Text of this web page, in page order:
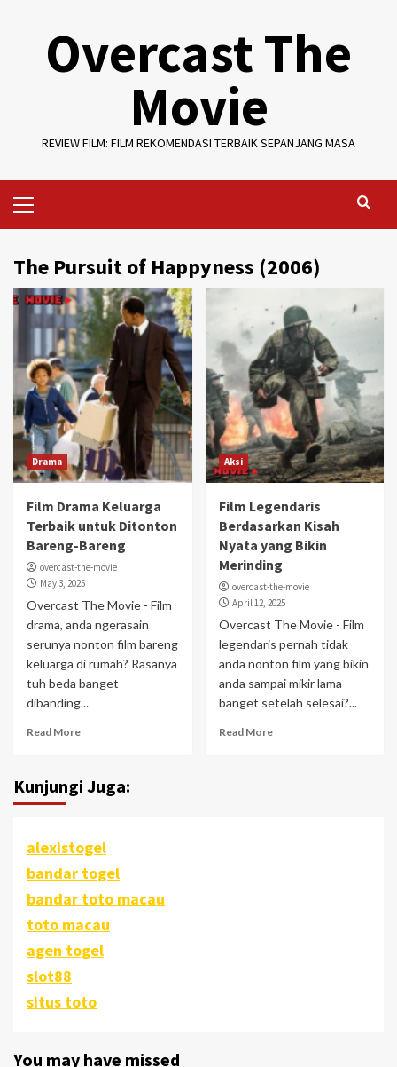
Overcast The
Movie
REVIEW FILM: FILM REKOMENDASI TERBAIK SEPANJANG MASA
Menu
The Pursuit of Happyness (2006)
Drama
Film Drama Keluarga
Terbaik untuk Ditonton
Bareng-Bareng
overcast-the-movie
May 3, 2025
Overcast The Movie - Film
drama, anda ngerasain
serunya nonton film bareng
keluarga di rumah? Rasanya
tuh beda banget
dibanding...
Read More
Aksi
Film Legendaris
Berdasarkan Kisah
Nyata yang Bikin
Merinding
overcast-the-movie
April 12, 2025
Overcast The Movie - Film
legendaris pernah tidak
anda nonton film yang bikin
anda sampai mikir lama
banget setelah selesai?...
Read More
Kunjungi Juga:
alexistogel
bandar togel
bandar toto macau
toto macau
agen togel
slot88
situs toto
You may have missed